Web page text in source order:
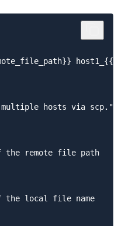
hosts via scp."
the remote file path
the local file name